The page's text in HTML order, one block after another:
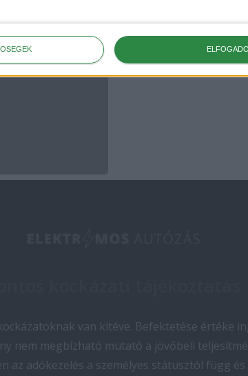
van kitéve. Befektetése értéke
nem megbízható mutató a jövőbeli
az adókezelés a személyes státusztól függ